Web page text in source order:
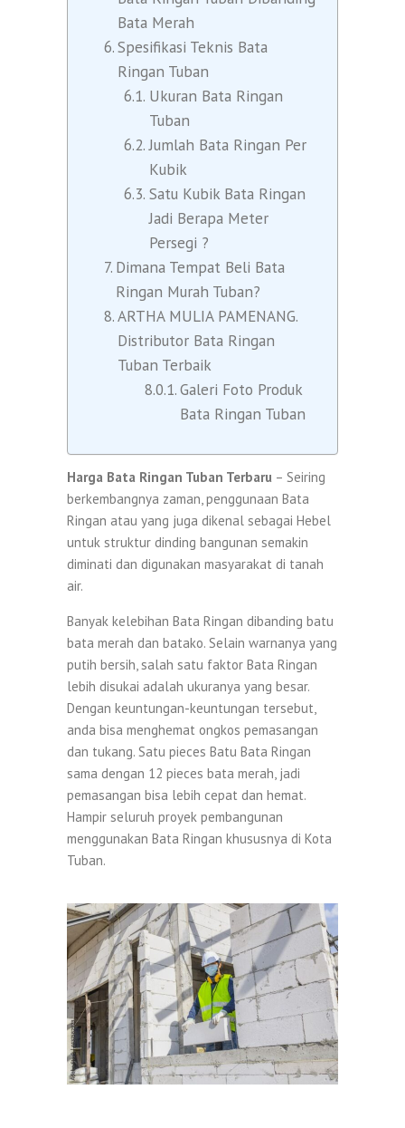
Bata Merah
Spesifikasi Teknis Bata
Ringan Tuban
Ukuran Bata Ringan
Tuban
Jumlah Bata Ringan Per
Kubik
Satu Kubik Bata Ringan
Jadi Berapa Meter
Persegi ?
Dimana Tempat Beli Bata
Ringan Murah Tuban?
ARTHA MULIA PAMENANG.
Distributor Bata Ringan
Tuban Terbaik
Galeri Foto Produk
Bata Ringan Tuban
Harga Bata Ringan Tuban Terbaru – Seiring
berkembangnya zaman, penggunaan Bata
Ringan atau yang juga dikenal sebagai Hebel
untuk struktur dinding bangunan semakin
diminati dan digunakan masyarakat di tanah
air.
Banyak kelebihan Bata Ringan dibanding batu
bata merah dan batako. Selain warnanya yang
putih bersih, salah satu faktor Bata Ringan
lebih disukai adalah ukuranya yang besar.
Dengan keuntungan-keuntungan tersebut,
anda bisa menghemat ongkos pemasangan
dan tukang. Satu pieces Batu Bata Ringan
sama dengan 12 pieces bata merah, jadi
pemasangan bisa lebih cepat dan hemat.
Hampir seluruh proyek pembangunan
menggunakan Bata Ringan khususnya di Kota
Tuban.